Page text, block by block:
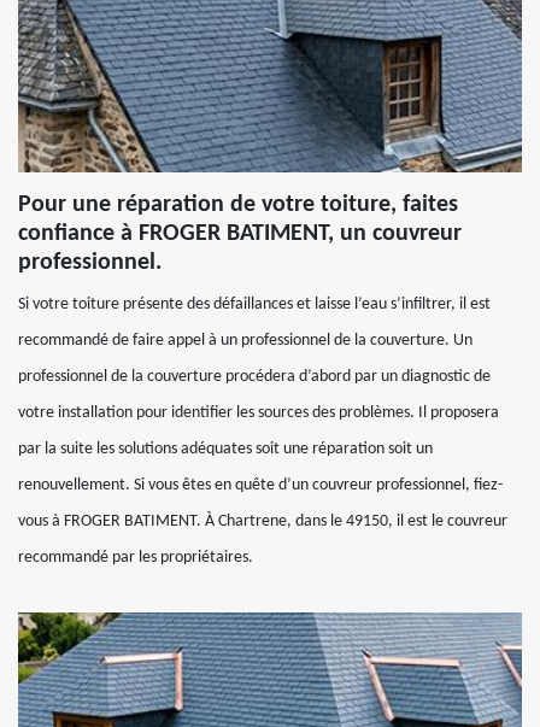
Pour une réparation de votre toiture, faites
confiance à FROGER BATIMENT, un couvreur
professionnel.
Si votre toiture présente des défaillances et laisse l’eau s’infiltrer, il est
recommandé de faire appel à un professionnel de la couverture. Un
professionnel de la couverture procédera d’abord par un diagnostic de
votre installation pour identifier les sources des problèmes. Il proposera
par la suite les solutions adéquates soit une réparation soit un
renouvellement. Si vous êtes en quête d’un couvreur professionnel, fiez-
vous à FROGER BATIMENT. À Chartrene, dans le 49150, il est le couvreur
recommandé par les propriétaires.